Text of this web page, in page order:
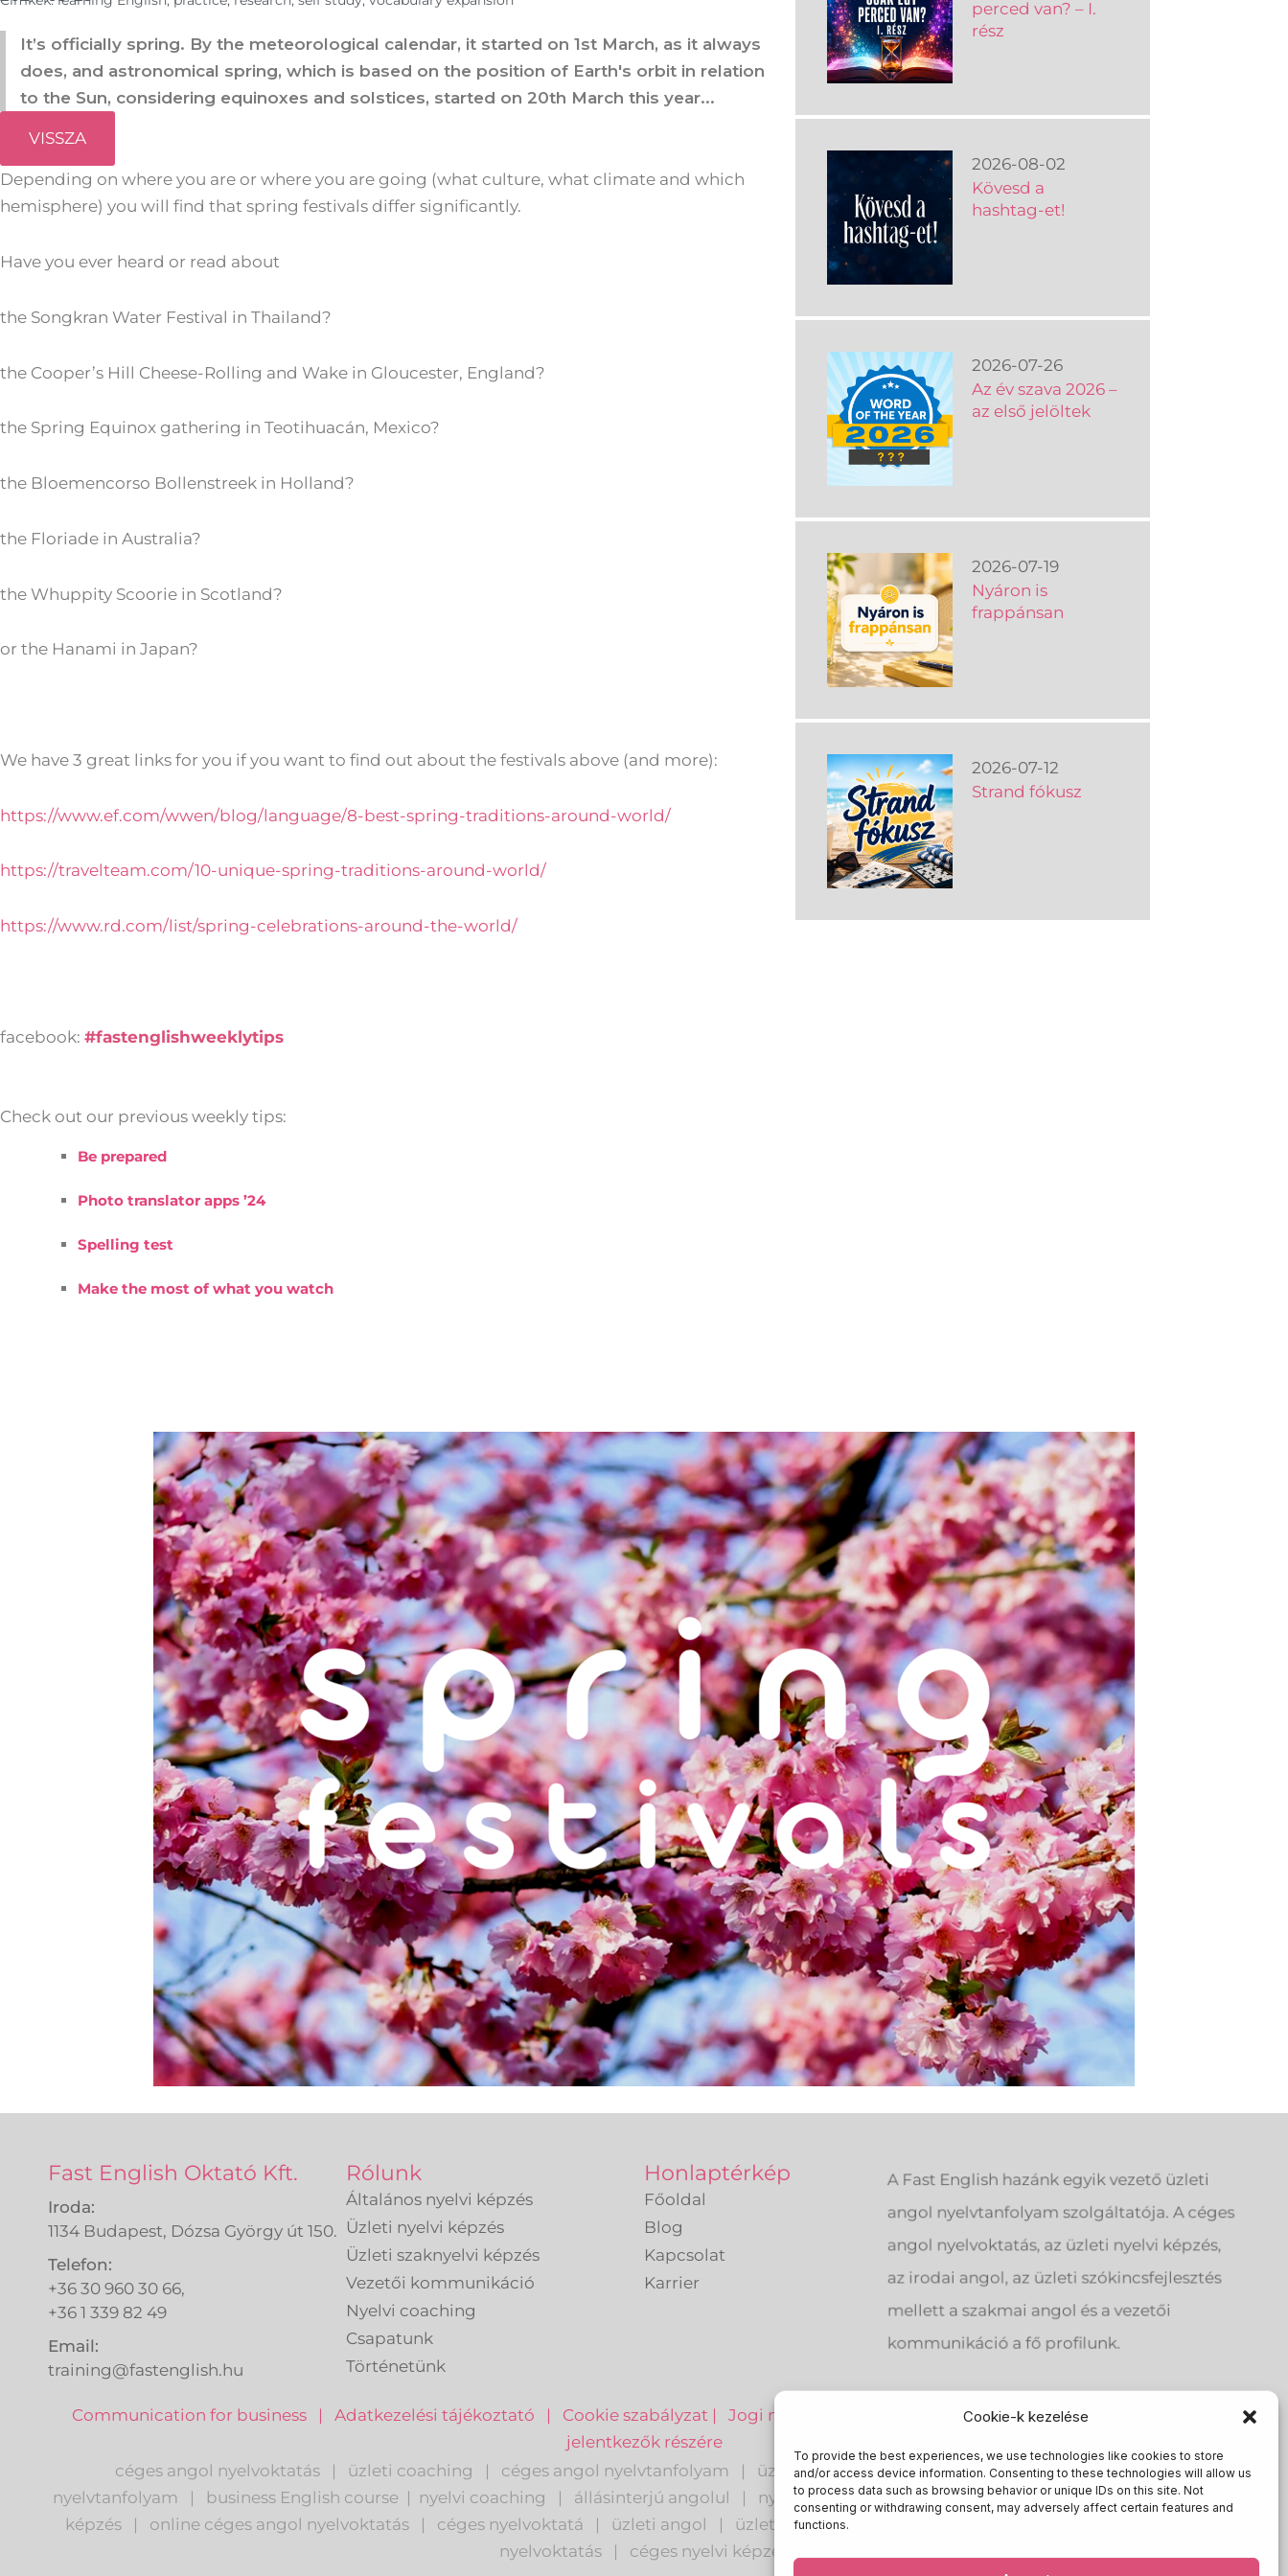
Cookie-k kezelése
To provide the best experiences, we use technologies like cookies to store
and/or access device information. Consenting to these technologies will allow us
to process data such as browsing behavior or unique IDs on this site. Not
consenting or withdrawing consent, may adversely affect certain features and
functions.
It’s officially spring. By the meteorological calendar, it started on 1st March, as it always
does, and astronomical spring, which is based on the position of Earth's orbit in relation
to the Sun, considering equinoxes and solstices, started on 20th March this year...
VISSZA
Depending on where you are or where you are going (what culture, what climate and which
hemisphere) you will find that spring festivals differ significantly.
Have you ever heard or read about
the Songkran Water Festival in Thailand?
the Cooper’s Hill Cheese-Rolling and Wake in Gloucester, England?
the Spring Equinox gathering in Teotihuacán, Mexico?
the Bloemencorso Bollenstreek in Holland?
the Floriade in Australia?
the Whuppity Scoorie in Scotland?
or the Hanami in Japan?
We have 3 great links for you if you want to find out about the festivals above (and more):
https://www.ef.com/wwen/blog/language/8-best-spring-traditions-around-world/
https://travelteam.com/10-unique-spring-traditions-around-world/
https://www.rd.com/list/spring-celebrations-around-the-world/
facebook: #fastenglishweeklytips
Check out our previous weekly tips:
Be prepared
Photo translator apps ’24
Spelling test
Make the most of what you watch
perced van? – I.
rész
2026-08-02
Kövesd a
hashtag-et!
2026-07-26
Az év szava 2026 –
az első jelöltek
2026-07-19
Nyáron is
frappánsan
2026-07-12
Strand fókusz
Fast English Oktató Kft.
Iroda:
1134 Budapest, Dózsa György út 150.
Telefon:
+36 30 960 30 66,
+36 1 339 82 49
Email:
training@fastenglish.hu
Rólunk
Általános nyelvi képzés
Üzleti nyelvi képzés
Üzleti szaknyelvi képzés
Vezetői kommunikáció
Nyelvi coaching
Csapatunk
Történetünk
Honlaptérkép
Főoldal
Blog
Kapcsolat
Karrier
A Fast English hazánk egyik vezető üzleti
angol nyelvtanfolyam szolgáltatója. A céges
angol nyelvoktatás, az üzleti nyelvi képzés,
az irodai angol, az üzleti szókincsfejlesztés
mellett a szakmai angol és a vezetői
kommunikáció a fő profilunk.
Communication for business| Adatkezelési tájékoztató | Cookie szabályzat | Jogi nyilatkozat
Adatkezelési tájékoztató – nyelvtanárnak
jelentkezők részére
céges angol nyelvoktatás
| üzleti coaching | céges angol nyelvtanfolyam | üzleti nyelvoktatás | vállalati angol | üzleti angol
nyelvtanfolyam
| business English course | nyelvi coaching | állásinterjú angolul | nyelvi audit | telefonkonferencia angolul | nterkulturális
képzés
| online céges angol nyelvoktatás | céges nyelvoktatá | üzleti angol | üzleti angol oktatás
nyelvoktatás
| céges nyelvi képzés